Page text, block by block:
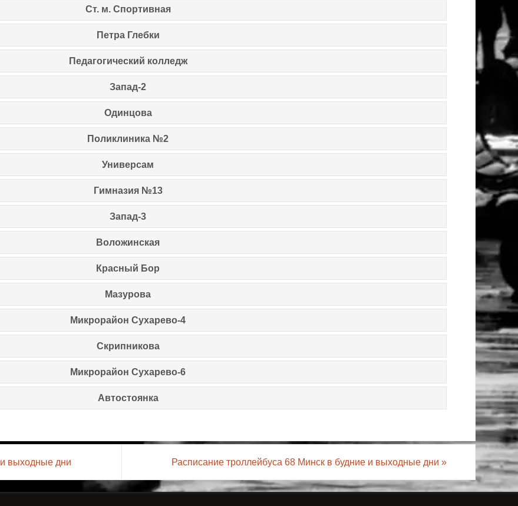
Ст. м. Спортивная
Петра Глебки
Педагогический колледж
Запад-2
Одинцова
Поликлиника №2
Универсам
Гимназия №13
Запад-3
Воложинская
Красный Бор
Мазурова
Микрорайон Сухарево-4
Скрипникова
Микрорайон Сухарево-6
Автостоянка
и выходные дни Расписание троллейбуса 68 Минск в будние и выходные дни »